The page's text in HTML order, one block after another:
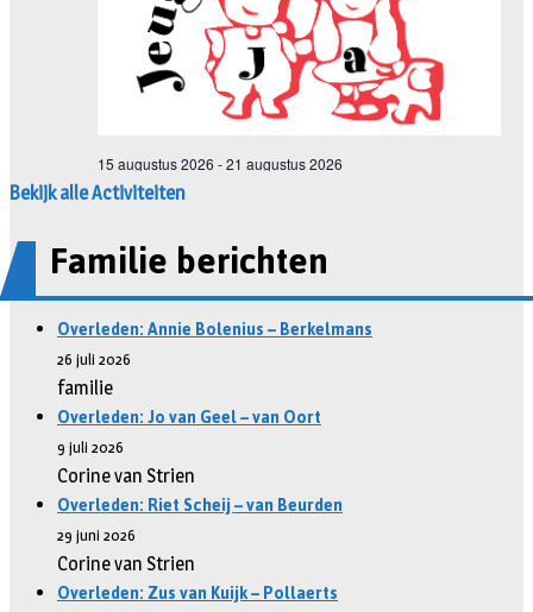
Bekijk alle Activiteiten
Familie berichten
Overleden: Annie Bolenius – Berkelmans
26 juli 2026
familie
Overleden: Jo van Geel – van Oort
9 juli 2026
Corine van Strien
Overleden: Riet Scheij – van Beurden
29 juni 2026
Corine van Strien
Overleden: Zus van Kuijk – Pollaerts